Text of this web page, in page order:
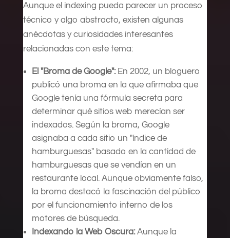
Aunque el indexing pueda parecer un proceso
técnico y algo abstracto, existen algunas
anécdotas y curiosidades interesantes
relacionadas con este tema:
El "Broma de Google":En 2002, un bloguero
publicó una broma en la que afirmaba que
Google tenía una fórmula secreta para
determinar qué sitios web merecían ser
indexados. Según la broma, Google
asignaba a cada sitio un "índice de
hamburguesas" basado en la cantidad de
hamburguesas que se vendían en un
restaurante local. Aunque obviamente falso,
la broma destacó la fascinación del público
por el funcionamiento interno de los
motores de búsqueda.
Indexando la Web Oscura:Aunque la